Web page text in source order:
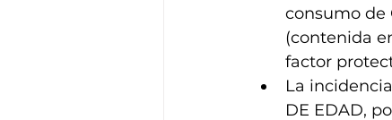
consumo de
(contenida
factor
La
DE EDAD,